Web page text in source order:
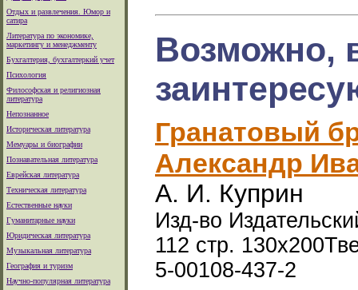
Отдых и развлечения. Юмор и
сатира
Литература по экономике,
маркетингу и менеджменту
Бухгалтерия, бухгалтеркий учет
Психология
Философская и религиозная
литература
Непознанное
Историческая литература
Мемуары и биографии
Познавательная литература
Еврейская литература
Техническая литература
Естественные науки
Гуманитарные науки
Юридическая литература
Музыкальная литература
География и туризм
Научно-популярная литература
Возможно,
Гранатовый
Александр
А. И. Куприн
Изд-во
112 стр.
5-00108-437-2